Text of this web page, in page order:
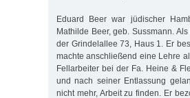
Eduard Beer war jüdischer
Mathilde Beer, geb. Sussmann.
der Grindelallee 73, Haus 1. Er
machte anschließend eine Lehre
Fellarbeiter bei der Fa. Heine &
und nach seiner Entlassung
nicht mehr, Arbeit zu finden. Er